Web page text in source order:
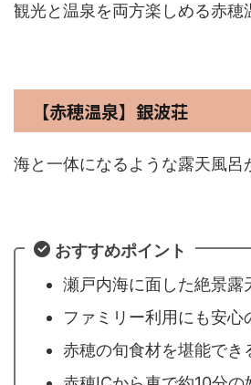
観光と温泉を両方楽しめる赤穂
【赤穂温泉】銀波荘
海と一体になるような露天風呂
おすすめポイント
瀬戸内海に面した絶景露
ファミリー利用にも安心
赤穂の旬食材を堪能でき